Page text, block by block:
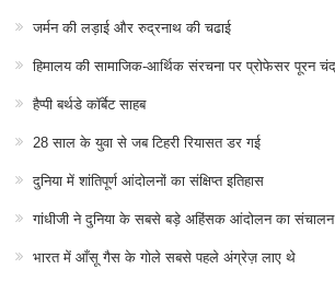
जर्मन की लड़ाई और रुद्रनाथ की चढाई
हिमालय की सामाजिक-आर्थिक संरचना पर प्रोफेसर पूरन
हैप्पी बर्थडे कॉर्बेट साहब
28 साल के युवा से जब टिहरी रियासत डर गई
दुनिया में शांतिपूर्ण आंदोलनों का संक्षिप्त इतिहास
गांधीजी ने दुनिया के सबसे बड़े अहिंसक आंदोलन का
भारत में आँसू गैस के गोले सबसे पहले अंग्रेज़ लाए थे